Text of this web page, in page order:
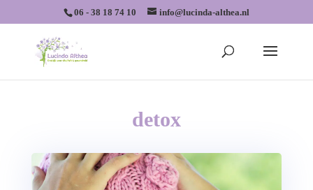
06 - 38 18 74 10 info@lucinda-althea.nl
detox